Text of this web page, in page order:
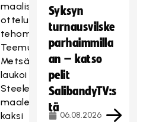
maalisyötöllään
ottelun
tehomies.
Teemu
Metsälä
laukoi
Steelersin
maaleista
kaksi
Syksyn
turnausvilske
parhaimmilla
an – katso
pelit
SalibandyTV:s
tä
06.08.2026